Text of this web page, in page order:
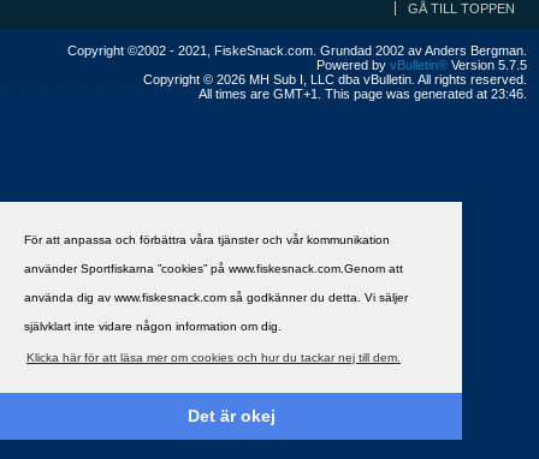
För att anpassa och förbättra våra tjänster och vår kommunikation
använder Sportfiskarna ”cookies” på www.fiskesnack.com.Genom att
använda dig av www.fiskesnack.com så godkänner du detta. Vi säljer
självklart inte vidare någon information om dig.
Klicka här för att läsa mer om cookies och hur du tackar nej till dem.
Det är okej
GÅ TILL TOPPEN
Copyright ©2002 - 2021, FiskeSnack.com. Grundad 2002 av Anders Bergman.
Powered by vBulletin® Version 5.7.5
Copyright © 2026 MH Sub I, LLC dba vBulletin. All rights reserved.
All times are GMT+1. This page was generated at 23:46.